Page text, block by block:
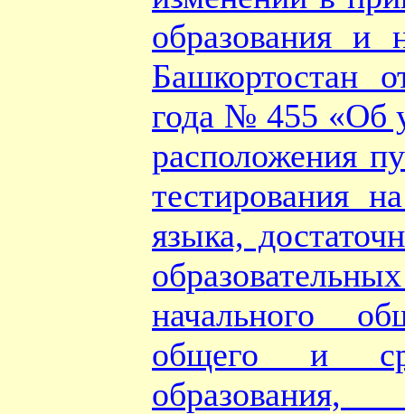
образования и
Башкортостан
года № 455 «Об
расположения
тестирования
языка,
начального
общего и